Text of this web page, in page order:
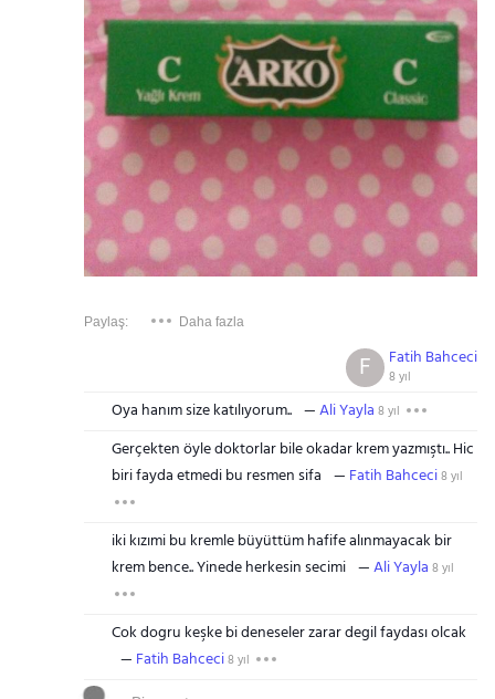
Paylaş: Daha fazla
Fatih Bahceci
8 yıl
F
Oya hanım size katılıyorum.. Ali Yayla 8 yıl
Gerçekten öyle doktorlar bile okadar krem yazmıştı.. Hic
biri fayda etmedi bu resmen sifa
Fatih Bahceci8 yıl
iki kızımi bu kremle büyüttüm hafife alınmayacak bir
krem bence.. Yinede herkesin secimi
Ali Yayla 8 yıl
Cok dogru keşke bi deneseler zarar degil faydası olcak
Fatih Bahceci8 yıl